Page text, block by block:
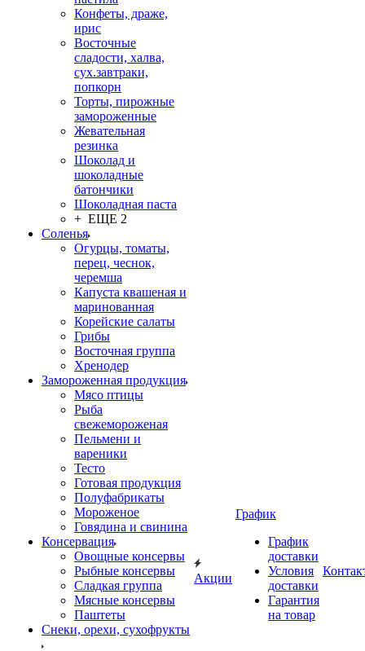
Конфеты, драже,
ирис
Восточные
сладости, халва,
сух.завтраки,
попкорн
Торты, пирожные
замороженные
Жевательная
резинка
Шоколад и
шоколадные
батончики
Шоколадная паста
+ ЕЩЕ 2
Соленья
Огурцы, томаты,
перец, чеснок,
черемша
Капуста квашеная и
маринованная
Корейские салаты
Грибы
Восточная группа
Хренодер
Замороженная продукция
Мясо птицы
Рыба
свежемороженая
Пельмени и
вареники
Тесто
Готовая продукция
Полуфабрикаты
Мороженое
Говядина и свинина
Консервация
Овощные консервы
Рыбные консервы
Сладкая группа
Мясные консервы
Паштеты
Снеки, орехи, сухофрукты
Акции
График
График
доставки
Условия
доставки
Гарантия
на товар